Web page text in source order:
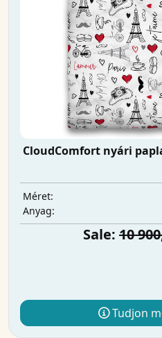
CloudComfort nyári
Méret:
Anyag:
Sale: 10
Tudjon